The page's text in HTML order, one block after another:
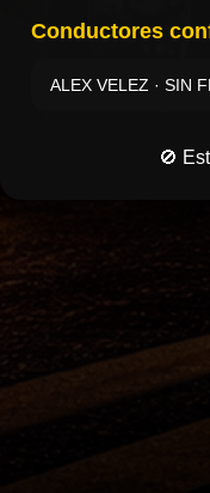
Conductores
ALEX VELEZ · SIN
🚫